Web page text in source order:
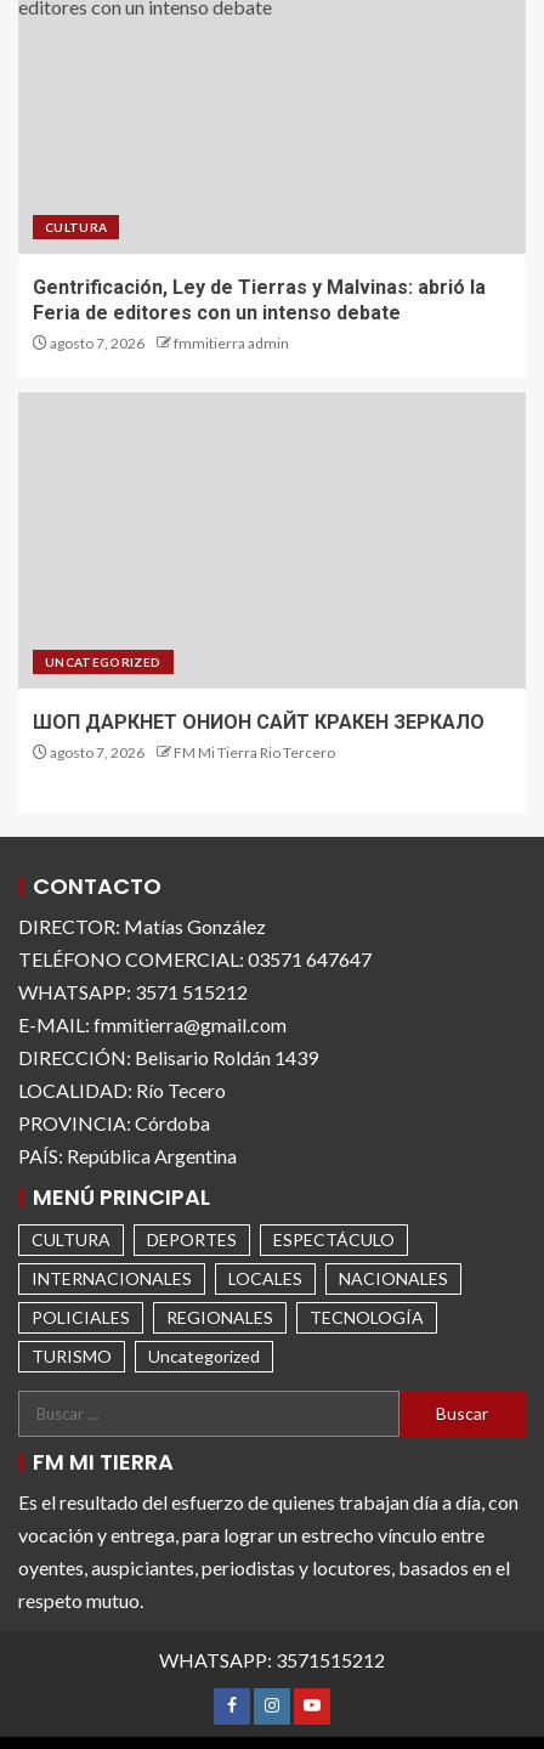
CULTURA
Gentrificación, Ley de Tierras y Malvinas: abrió la
Feria de editores con un intenso debate
agosto 7, 2026 fmmitierra admin
UNCATEGORIZED
ШОП ДАРКНЕТ ОНИОН САЙТ КРАКЕН ЗЕРКАЛО
agosto 7, 2026 FM Mi Tierra Rio Tercero
CONTACTO
DIRECTOR: Matías González
TELÉFONO COMERCIAL: 03571 647647
WHATSAPP: 3571 515212
E-MAIL: fmmitierra@gmail.com
DIRECCIÓN: Belisario Roldán 1439
LOCALIDAD: Río Tecero
PROVINCIA: Córdoba
PAÍS: República Argentina
MENÚ PRINCIPAL
CULTURA DEPORTES
ESPECTÁCULO
INTERNACIONALES
LOCALES
NACIONALES
POLICIALES
REGIONALES
TECNOLOGÍA
TURISMO
Uncategorized
FM MI TIERRA
Es el resultado del esfuerzo de quienes trabajan día a día, con
vocación y entrega, para lograr un estrecho vínculo entre
oyentes, auspiciantes, periodistas y locutores, basados en el
respeto mutuo.
WHATSAPP: 3571515212